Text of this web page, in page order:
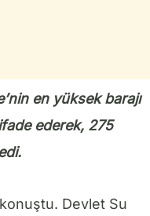
en yüksek barajı
ifade ederek, 275
Devlet Su